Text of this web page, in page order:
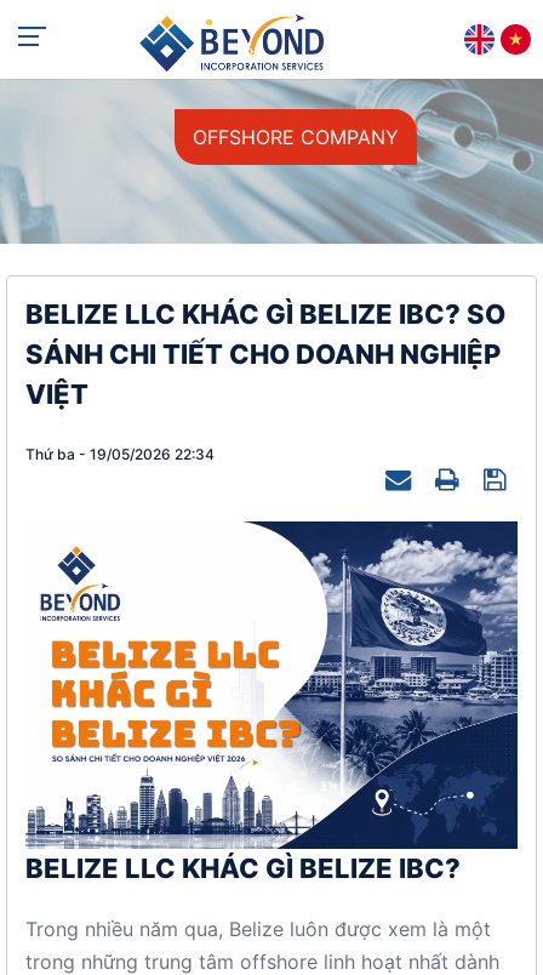
+84 813 405 565
support@beyondincorp.com
OFFSHORE COMPANY
BELIZE LLC KHÁC GÌ BELIZE IBC? SO
SÁNH CHI TIẾT CHO DOANH NGHIỆP
VIỆT
Thứ ba - 19/05/2026 22:34
BELIZE LLC KHÁC GÌ BELIZE IBC?
Trong nhiều năm qua, Belize luôn được xem là một
trong những trung tâm offshore linh hoạt nhất dành